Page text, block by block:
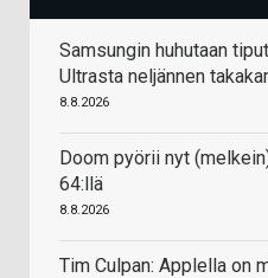
Samsungin huhutaan
Ultrasta neljännen
8.8.2026
Doom pyörii nyt
64:llä
8.8.2026
Tim Culpan: Applella on